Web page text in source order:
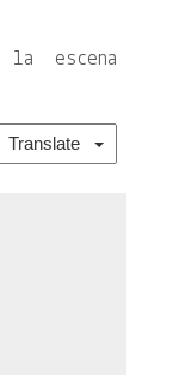
la escena
Translate